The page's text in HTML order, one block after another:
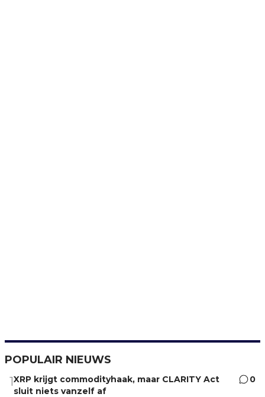
POPULAIR NIEUWS
1XRP krijgt commodityhaak, maar CLARITY Act
sluit niets vanzelf af
0